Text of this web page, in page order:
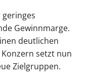
Gewinnmarge.
deutlichen
setzt nun
Zielgruppen.